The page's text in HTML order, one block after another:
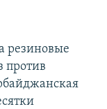
резиновые
против